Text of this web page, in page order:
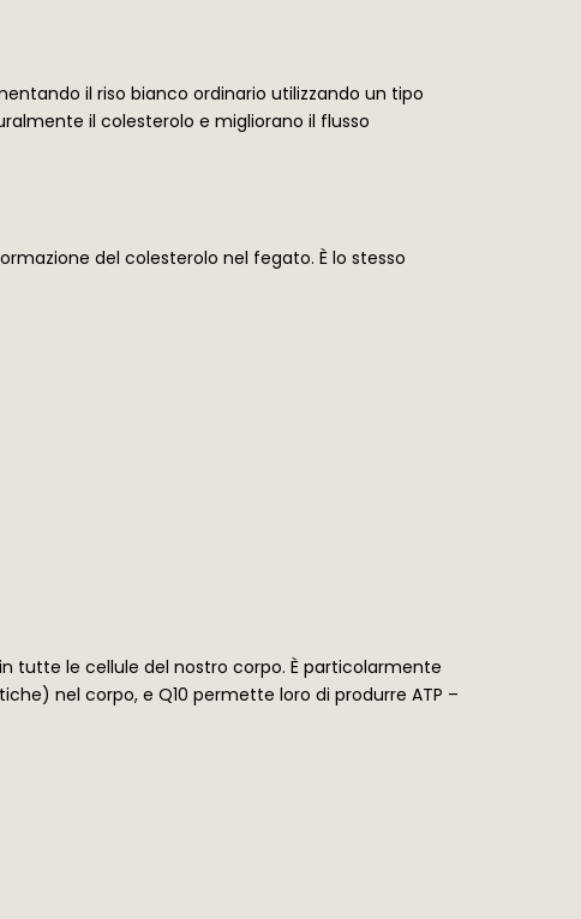
il riso bianco ordinario utilizzando un tipo
il colesterolo e migliorano il flusso
del colesterolo nel fegato. È lo stesso
tutte le cellule del nostro corpo. È particolarmente
nel corpo, e Q10 permette loro di produrre ATP –